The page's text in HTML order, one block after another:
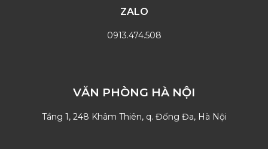
ZALO
0913.474.508
VĂN PHÒNG HÀ NỘI
Tầng 1, 248 Khâm Thiên, q. Đống Đa, Hà Nội